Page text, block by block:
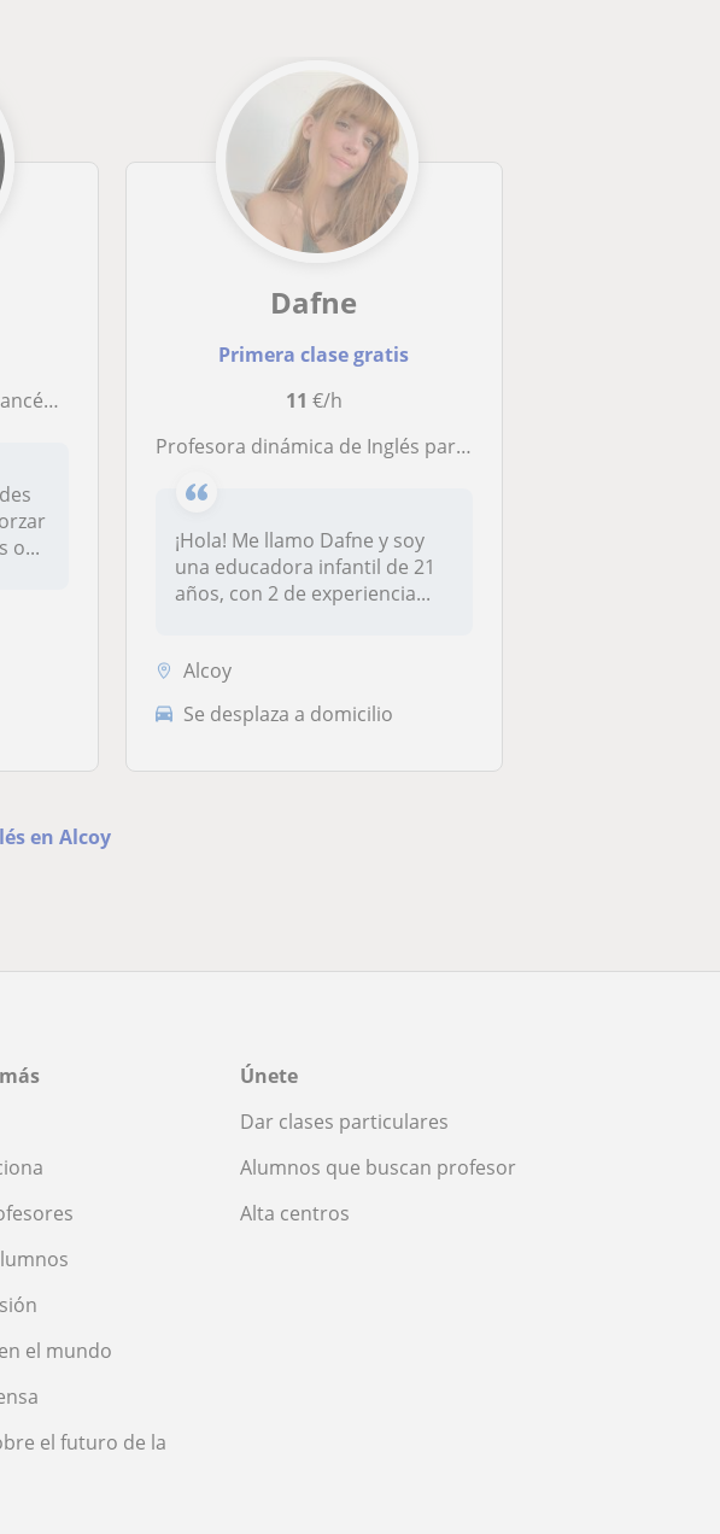
las edades.
o...
Dafne
Primera clase gratis
11 €/h
Profesora dinámica de Inglés para niños y niñas.
¡Hola! Me llamo Dafne y soy
una educadora infantil de 21
años, con 2 de experiencia...
Alcoy
Se desplaza a domicilio
en Alcoy
el mundo
el futuro de la
Únete
Dar clases particulares
Alumnos que buscan profesor
Alta centros